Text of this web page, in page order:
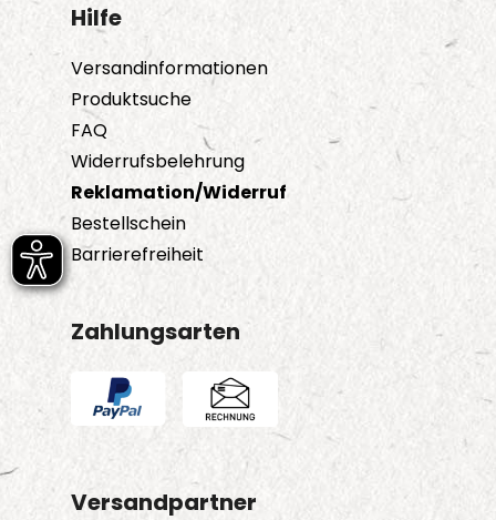
Hilfe
Versandinformationen
Produktsuche
FAQ
Widerrufsbelehrung
Reklamation/Widerruf
Bestellschein
Barrierefreiheit
Zahlungsarten
Versandpartner